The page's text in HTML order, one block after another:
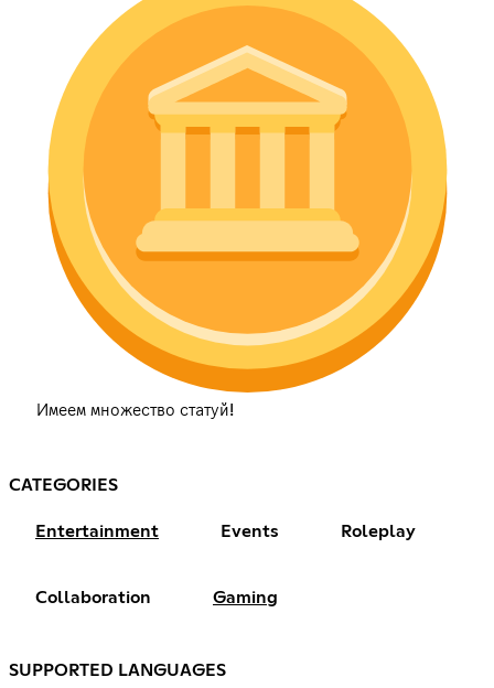
Имеем множество статуй!
CATEGORIES
Entertainment Events Roleplay
Collaboration Gaming
SUPPORTED LANGUAGES